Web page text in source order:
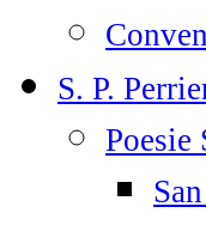
S. P.
Poesie